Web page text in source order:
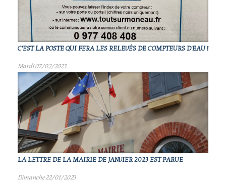
C'EST LA POSTE QUI FERA LES RELEVÉS DE COMPTEURS D'EAU !
Mardi 07/02/2023
LA LETTRE DE LA MAIRIE DE JANVIER 2023 EST PARUE
Dimanche 22/01/2023